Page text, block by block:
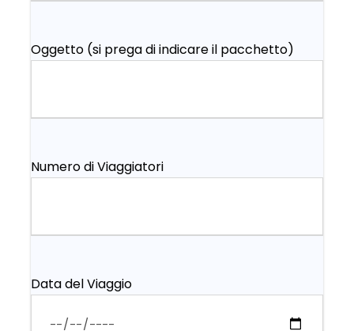
Oggetto (si prega di indicare il pacchetto)
Numero di Viaggiatori
Data del Viaggio